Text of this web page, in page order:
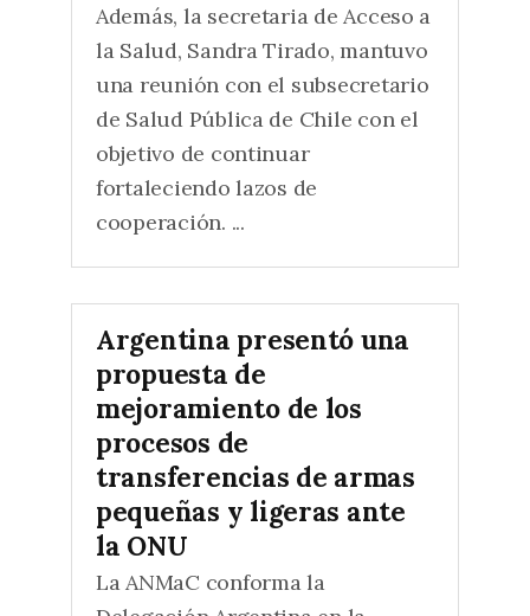
Además, la secretaria de Acceso a
la Salud, Sandra Tirado, mantuvo
una reunión con el subsecretario
de Salud Pública de Chile con el
objetivo de continuar
fortaleciendo lazos de
cooperación. ...
Argentina presentó una
propuesta de
mejoramiento de los
procesos de
transferencias de armas
pequeñas y ligeras ante
la ONU
La ANMaC conforma la